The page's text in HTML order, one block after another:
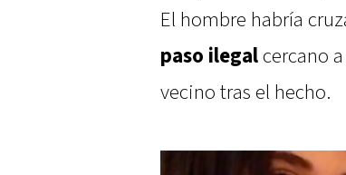
El hombre habría
paso ilegalcercano a
vecino tras el hecho.